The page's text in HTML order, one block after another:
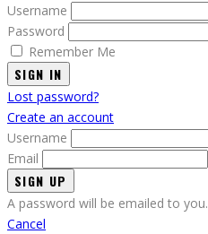
Username
Password
Remember Me
SIGN IN
Lost password?
Create an account
Username
Email
A password will be emailed to you.
Cancel